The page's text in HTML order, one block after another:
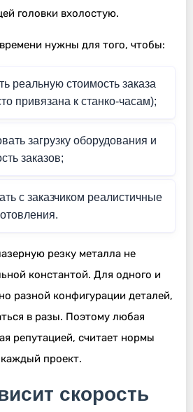
головки вхолостую.
нужны для того, чтобы:
реальную стоимость заказа
привязана к станко-часам);
загрузку оборудования и
заказов;
с заказчиком реалистичные
резку металла не
константой. Для одного и
разной конфигурации деталей,
в разы. Поэтому любая
репутацией, считает нормы
проект.
скорость